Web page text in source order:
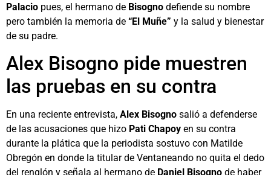
Palacio pues, el hermano de Bisogno defiende su nombre
pero también la memoria de “El Muñe” y la salud y bienestar
de su padre.
Alex Bisogno pide muestren
las pruebas en su contra
En una reciente entrevista, Alex Bisogno salió a defenderse
de las acusaciones que hizo Pati Chapoy en su contra
durante la plática que la periodista sostuvo con Matilde
Obregón en donde la titular de Ventaneando no quita el dedo
del renglón y señala al hermano de Daniel Bisogno de haber